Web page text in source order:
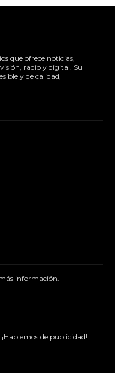
que ofrece noticias,
radio y digital. Su
y de calidad,
información.
de publicidad!